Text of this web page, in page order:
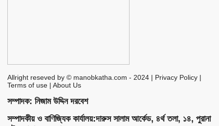
Allright reseved by © manobkatha.com - 2024 | Privacy Policy |
Terms of use | About Us
সম্পাদক: নিজাম উদ্দিন দরবেশ
সম্পাদকীয় ও বাণিজ্যিক কার্যালয়:দারুস সালাম আর্কেড, ৪র্থ তলা, ১৪, পুরানা